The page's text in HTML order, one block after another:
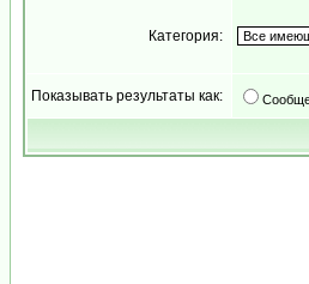
Категория:
Показывать результаты как: